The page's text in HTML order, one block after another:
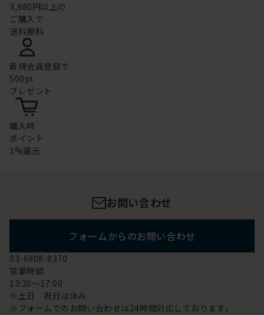
3,980円以上の
ご購入で
送料無料
新規会員登録で
500pt
プレゼント
購入時
ポイント
1%還元
お問い合わせ
フォームからのお問い合わせ
03-6908-8370
営業時間
13:30～17:00
※土日 祝日は休み
※フォームでのお問い合わせは24時間対応しております。